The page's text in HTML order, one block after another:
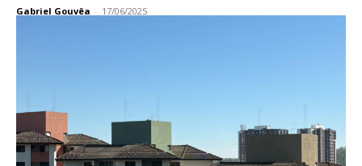
Gabriel Gouvêa - 17/06/2025